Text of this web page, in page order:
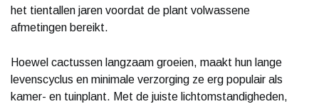
het tientallen jaren voordat de plant volwassene
afmetingen bereikt.
Hoewel cactussen langzaam groeien, maakt hun lange
levenscyclus en minimale verzorging ze erg populair als
kamer- en tuinplant. Met de juiste lichtomstandigheden,